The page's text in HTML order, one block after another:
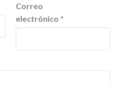
Correo
electrónico *